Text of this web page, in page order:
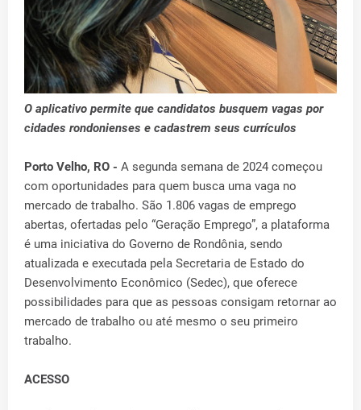
O aplicativo permite que candidatos busquem vagas por
cidades rondonienses e cadastrem seus currículos
Porto Velho, RO - A segunda semana de 2024 começou
com oportunidades para quem busca uma vaga no
mercado de trabalho. São 1.806 vagas de emprego
abertas, ofertadas pelo “Geração Emprego”, a plataforma
é uma iniciativa do Governo de Rondônia, sendo
atualizada e executada pela Secretaria de Estado do
Desenvolvimento Econômico (Sedec), que oferece
possibilidades para que as pessoas consigam retornar ao
mercado de trabalho ou até mesmo o seu primeiro
trabalho.
ACESSO